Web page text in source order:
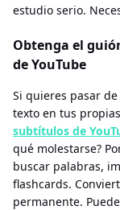
estudio serio.
Obtenga el
de YouTube
Si quieres pasar
texto en tus
subtítulos de
qué molestarse?
buscar palabras,
flashcards.
permanente.